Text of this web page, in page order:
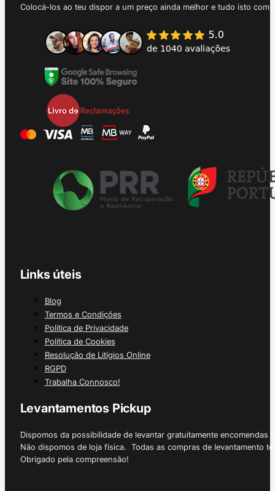
Colocá-los ao teu dispor a um preço ainda melhor e tudo isto
Links úteis
Blog
Termos e Condições
Política de Privacidade
Política de Cookies
Resolução de Litígios Online
RGPD
Trabalha Connosco!
Levantamentos Pickup
Dispomos da possibilidade de levantar gratuitamente
Não dispomos de loja física. Todas as compras de levantamento
Obrigado pela compreensão!